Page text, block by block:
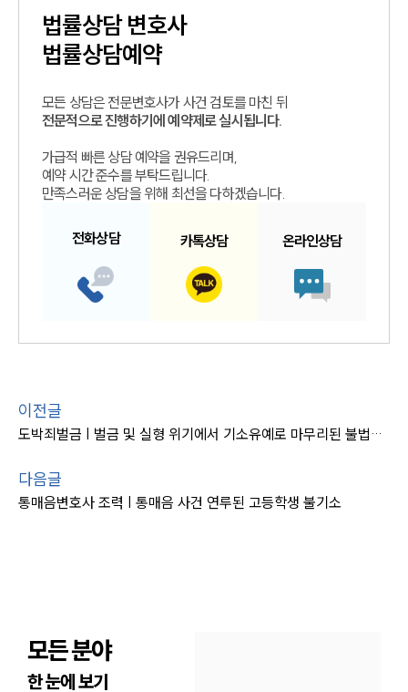
법률상담변호사
법률상담예약
모든 상담은 전문변호사가 사건 검토를 마친 뒤
전문적으로 진행하기에 예약제로 실시됩니다.
가급적 빠른 상담 예약을 권유드리며,
예약 시간 준수를 부탁드립니다.
만족스러운 상담을 위해 최선을 다하겠습니다.
전화상담 카톡상담 온라인상담
이전글
도박죄벌금 | 벌금 및 실형 위기에서 기소유예로 마무리된 불법도박 사건
다음글
통매음변호사 조력 | 통매음 사건 연루된 고등학생 불기소
모든 분야
한 눈에 보기